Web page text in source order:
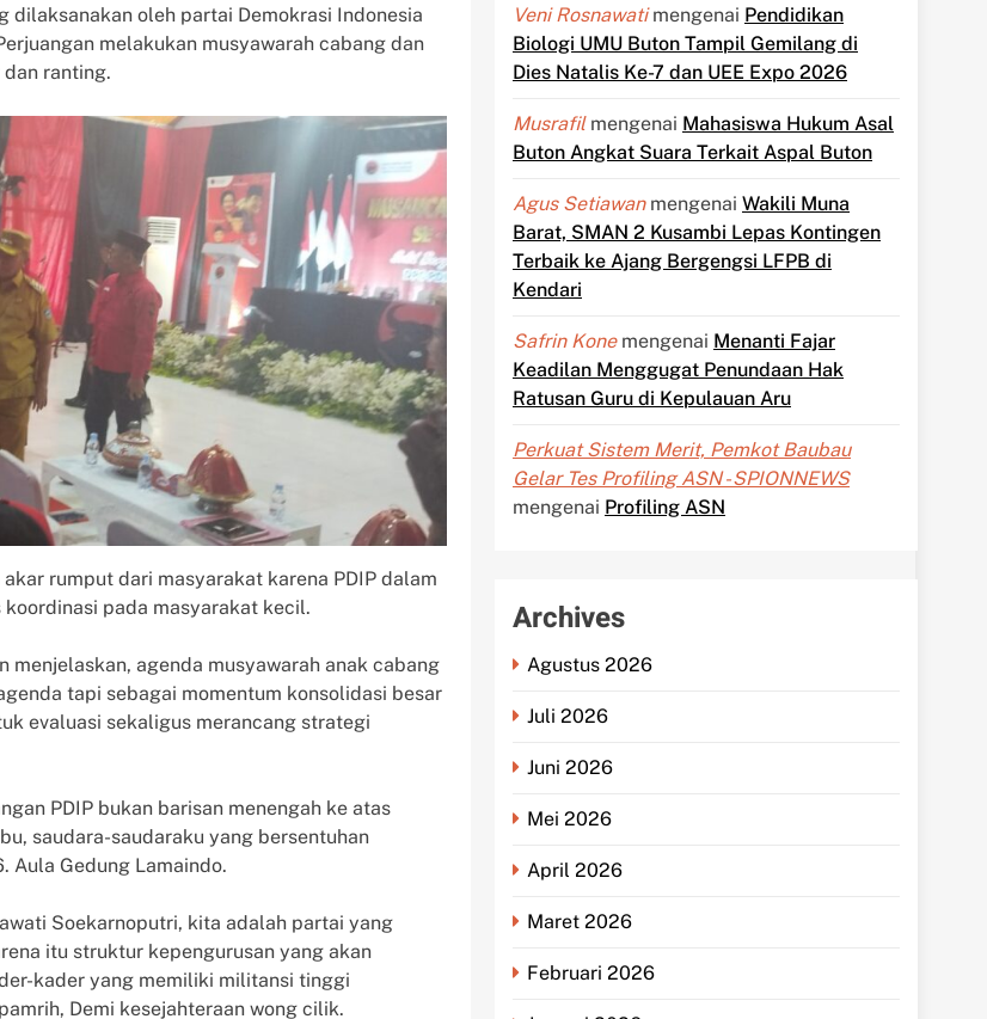
dilaksanakan oleh partai Demokrasi Indonesia
melakukan musyawarah cabang dan
ranting.
rumput dari masyarakat karena PDIP dalam
pada masyarakat kecil.
menjelaskan, agenda musyawarah anak cabang
tapi sebagai momentum konsolidasi besar
evaluasi sekaligus merancang strategi
PDIP bukan barisan menengah ke atas
saudara-saudaraku yang bersentuhan
Aula Gedung Lamaindo.
Soekarnoputri, kita adalah partai yang
itu struktur kepengurusan yang akan
kader yang memiliki militansi tinggi
Demi kesejahteraan wong cilik.
Veni Rosnawatimengenai Pendidikan
Biologi UMU Buton Tampil Gemilang di
Dies Natalis Ke-7 dan UEE Expo 2026
Musrafilmengenai Mahasiswa Hukum Asal
Buton Angkat Suara Terkait Aspal Buton
Agus Setiawanmengenai Wakili Muna
Barat, SMAN 2 Kusambi Lepas Kontingen
Terbaik ke Ajang Bergengsi LFPB di
Kendari
Safrin Konemengenai Menanti Fajar
Keadilan Menggugat Penundaan Hak
Ratusan Guru di Kepulauan Aru
Perkuat Sistem Merit, Pemkot Baubau
Gelar Tes Profiling ASN - SPIONNEWS
mengenai Profiling ASN
Archives
Agustus 2026
Juli 2026
Juni 2026
Mei 2026
April 2026
Maret 2026
Februari 2026